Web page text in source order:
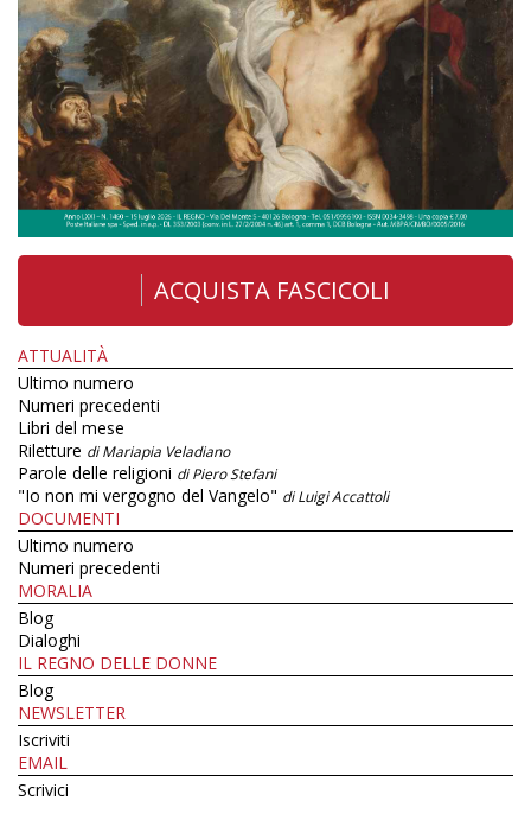
ACQUISTA FASCICOLI
ATTUALITÀ
Ultimo numero
Numeri precedenti
Libri del mese
Riletture di Mariapia Veladiano
Parole delle religioni di Piero Stefani
"Io non mi vergogno del Vangelo" di Luigi Accattoli
DOCUMENTI
Ultimo numero
Numeri precedenti
MORALIA
Blog
Dialoghi
IL REGNO DELLE DONNE
Blog
NEWSLETTER
Iscriviti
EMAIL
Scrivici